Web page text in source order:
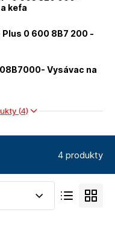
kefa
Plus 0 600 8B7 200 -
Vysávac na
(4)
4 produkty